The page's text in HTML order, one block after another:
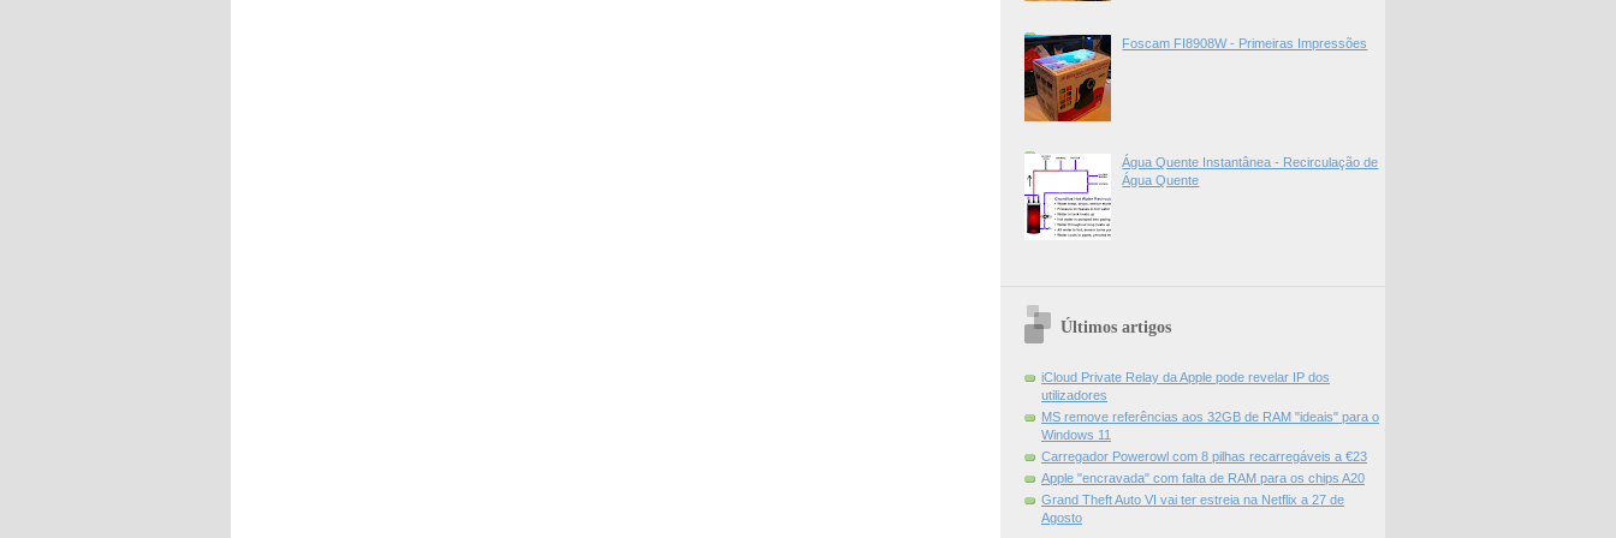
Foscam FI8908W - Primeiras Impressões
Água Quente Instantânea - Recirculação de
Água Quente
Últimos artigos
iCloud Private Relay da Apple pode revelar IP dos
utilizadores
MS remove referências aos 32GB de RAM "ideais" para o
Windows 11
Carregador Powerowl com 8 pilhas recarregáveis a €23
Apple "encravada" com falta de RAM para os chips A20
Grand Theft Auto VI vai ter estreia na Netflix a 27 de
Agosto